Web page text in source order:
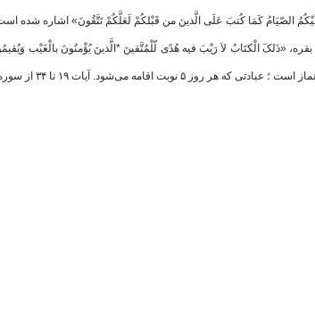
الَّذینَ آمَنُواْ کُتبَ عَلَیْکُمُ الصّیَامُ کَمَا کُتبَ عَلَی الَّذینَ من قَبْلکُمْ لَعَلَّکُمْ تَتَّقُونَ» اشاره
این نتیجه برسیم؟! طبق آیه‌ی ۲و ۳ سوره‌ی بقره، «ذَلکَ الْکتَابُ لاَ رَیْبَ فیه هُدًی لّلْمُتَّقینَ *الَّذینَ
صفات متّقین، برپا